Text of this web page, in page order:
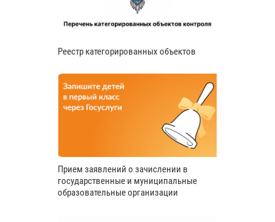
Реестр категорированных объектов
Прием заявлений о зачислении в
государственные и муниципальные
образовательные организации